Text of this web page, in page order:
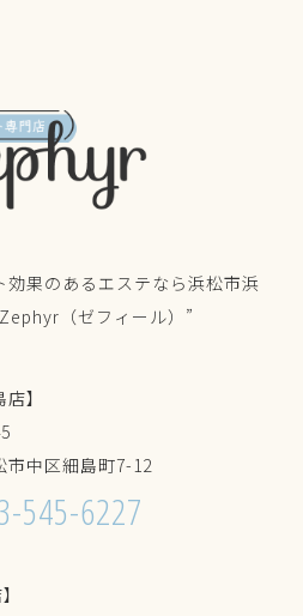
果のあるエステなら浜松市浜
（ゼフィール）”
】
市中区細島町7-12
545-6227